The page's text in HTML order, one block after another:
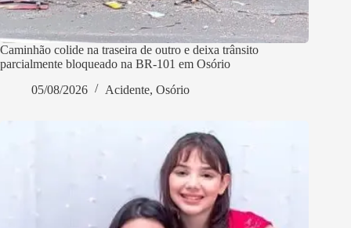
Caminhão colide na traseira de outro e deixa trânsito
parcialmente bloqueado na BR-101 em Osório
05/08/2026
Acidente, Osório